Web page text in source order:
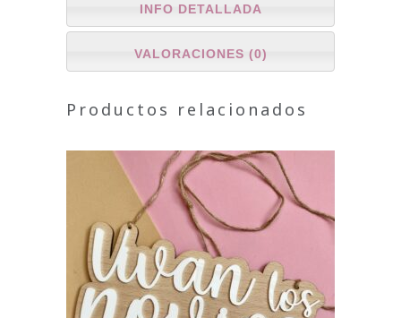
INFO DETALLADA
VALORACIONES (0)
Productos relacionados